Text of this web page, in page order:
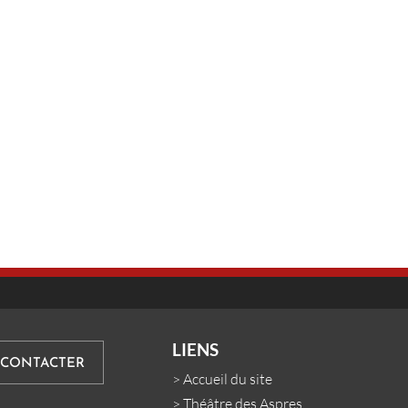
LIENS
>Accueil du site
>Théâtre des Aspres